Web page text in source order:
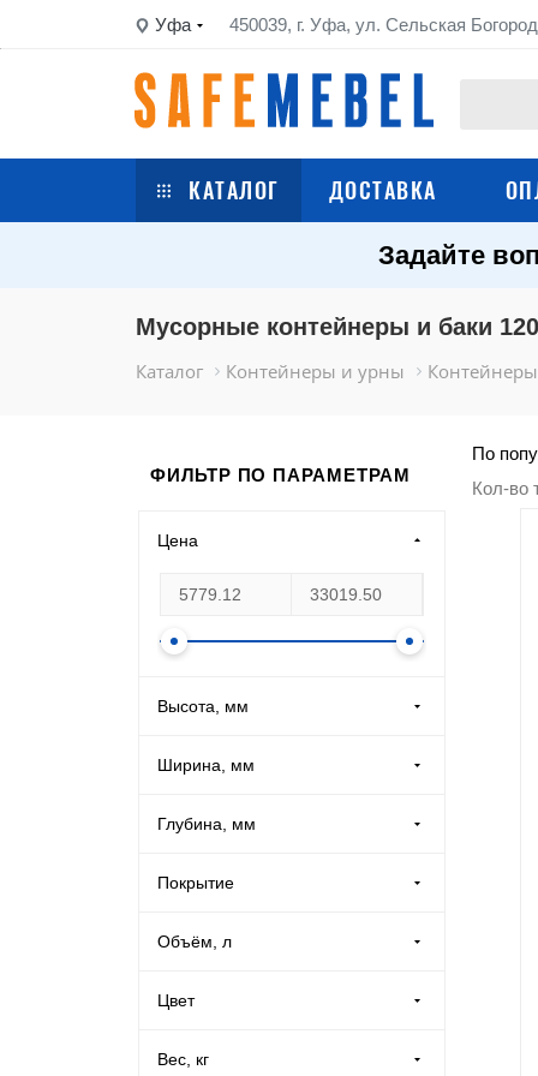
Уфа 450039, г. Уфа, ул. Сельская
КАТАЛОГ
Шкафы металлические
Стеллажи металлические
Медицинская мебель
Оборудование для общепита
Лабораторная мебель
Почтовые ящики
Опломбирование и опечатывание
Системы хранения
ДОСТАВКА
Задайте
Мусорные контейнеры и баки
Каталог Контейнеры и урны
ФИЛЬТР ПО ПАРАМЕТРАМ
Цена
Высота, мм
Ширина, мм
Глубина, мм
Покрытие
Объём, л
Цвет
Вес, кг
По
Кол-во